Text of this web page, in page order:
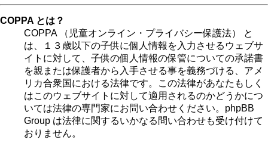
COPPA とは？
COPPA （児童オンライン・プライバシー保護法） と
は、１３歳以下の子供に個人情報を入力させるウェブサ
イトに対して、子供の個人情報の保管についての承諾書
を親または保護者から入手させる事を義務づける、アメ
リカ合衆国における法律です。この法律があなたもしく
はこのウェブサイトに対して適用されるのかどうかにつ
いては法律の専門家にお問い合わせください。phpBB
Group は法律に関するいかなる問い合わせも受け付けて
おりません。